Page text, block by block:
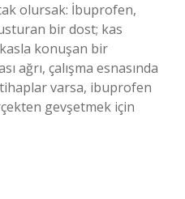
olursak: İbuprofen,
bir dost; kas
konuşan bir
ağrı, çalışma esnasında
varsa, ibuprofen
gevşetmek için